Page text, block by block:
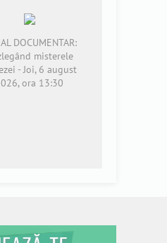
DOCUMENTAR:
misterele
- Joi, 6 august
ora 13:30